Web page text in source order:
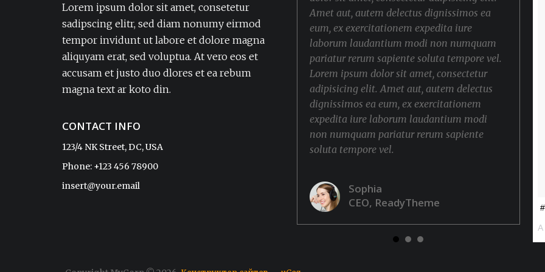
Lorem ipsum dolor sit amet, consetetur
sadipscing elitr, sed diam nonumy eirmod
tempor invidunt ut labore et dolore magna
aliquyam erat, sed voluptua. At vero eos et
accusam et justo duo dlores et ea rebum
magna text ar koto din.
CONTACT INFO
123/4 NK Street, DC, USA
Phone: +123 456 78900
insert@your.email
dignissimos ea eum, ex exercitationem
expedita iure laborum laudantium modi
non numquam pariatur rerum sapiente
soluta tempore vel.Lorem ipsum dolor sit
amet, consectetur adipisicing elit. Amet aut,
autem delectus dignissimos ea eum, ex
Sophia
CEO, ReadyTheme
Amet aut, autem delectus dignissimos ea
eum, ex exercitationem expedita iure
laborum laudantium modi non numquam
pariatur rerum sapiente soluta tempore vel.
Lorem ipsum dolor sit amet, consectetur
adipisicing elit. Amet aut, autem delectus
dignissimos ea eum, ex exercitationem
expedita iure laborum laudantium modi
non numquam pariatur rerum sapiente
soluta tempore vel.
Sophia
CEO, ReadyTheme
A